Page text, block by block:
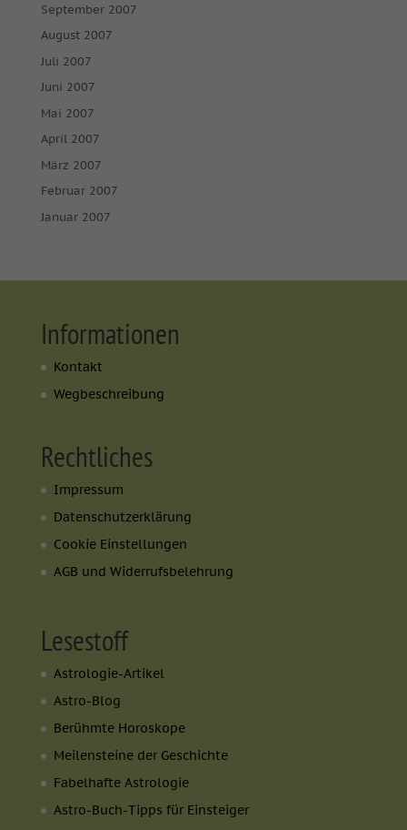
September 2007
August 2007
Juli 2007
Juni 2007
Mai 2007
April 2007
März 2007
Februar 2007
Januar 2007
Informationen
Kontakt
Wegbeschreibung
Rechtliches
Impressum
Datenschutzerklärung
Cookie Einstellungen
AGB und Widerrufsbelehrung
Lesestoff
Astrologie-Artikel
Astro-Blog
Berühmte Horoskope
Meilensteine der Geschichte
Fabelhafte Astrologie
Astro-Buch-Tipps für Einsteiger